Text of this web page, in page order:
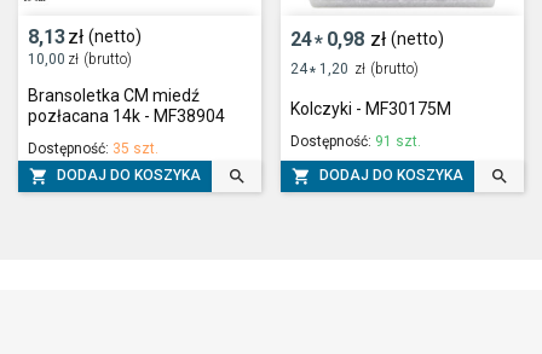
8,13zł (netto)
10,00 zł (brutto)
Bransoletka CM miedź
pozłacana 14k - MF38904
Dostępność: 35 szt.
 DODAJ DO KOSZYKA 
24* 0,98 zł (netto)
24* 1,20 zł (brutto)
Kolczyki - MF30175M
Dostępność: 91 szt.
 DODAJ DO KOSZYKA 